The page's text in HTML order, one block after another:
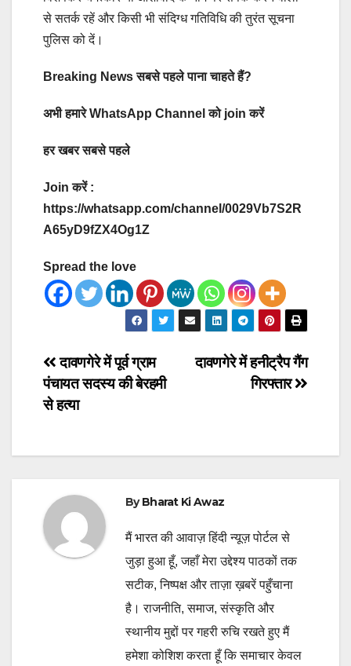
से सतर्क रहें और किसी भी संदिग्ध गतिविधि की तुरंत सूचना
पुलिस को दें।
Breaking News सबसे पहले पाना चाहते हैं?
अभी हमारे WhatsApp Channel को join करें
हर खबर सबसे पहले
Join करें :
https://whatsapp.com/channel/0029Vb7S2R
A65yD9fZX4Og1Z
Spread the love
Post
navigation
दावणगेरे में हनीट्रैप गैंग
गिरफ्तार
दावणगेरे में पूर्व ग्राम
पंचायत सदस्य की बेरहमी
से हत्या
ByBharat Ki Awaz
मैं भारत की आवाज़ हिंदी न्यूज़ पोर्टल से
जुड़ा हुआ हूँ, जहाँ मेरा उद्देश्य पाठकों तक
सटीक, निष्पक्ष और ताज़ा ख़बरें पहुँचाना
है। राजनीति, समाज, संस्कृति और
स्थानीय मुद्दों पर गहरी रुचि रखते हुए मैं
हमेशा कोशिश करता हूँ कि समाचार केवल